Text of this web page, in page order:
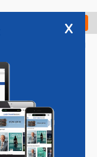
Check in
Vacatures
x